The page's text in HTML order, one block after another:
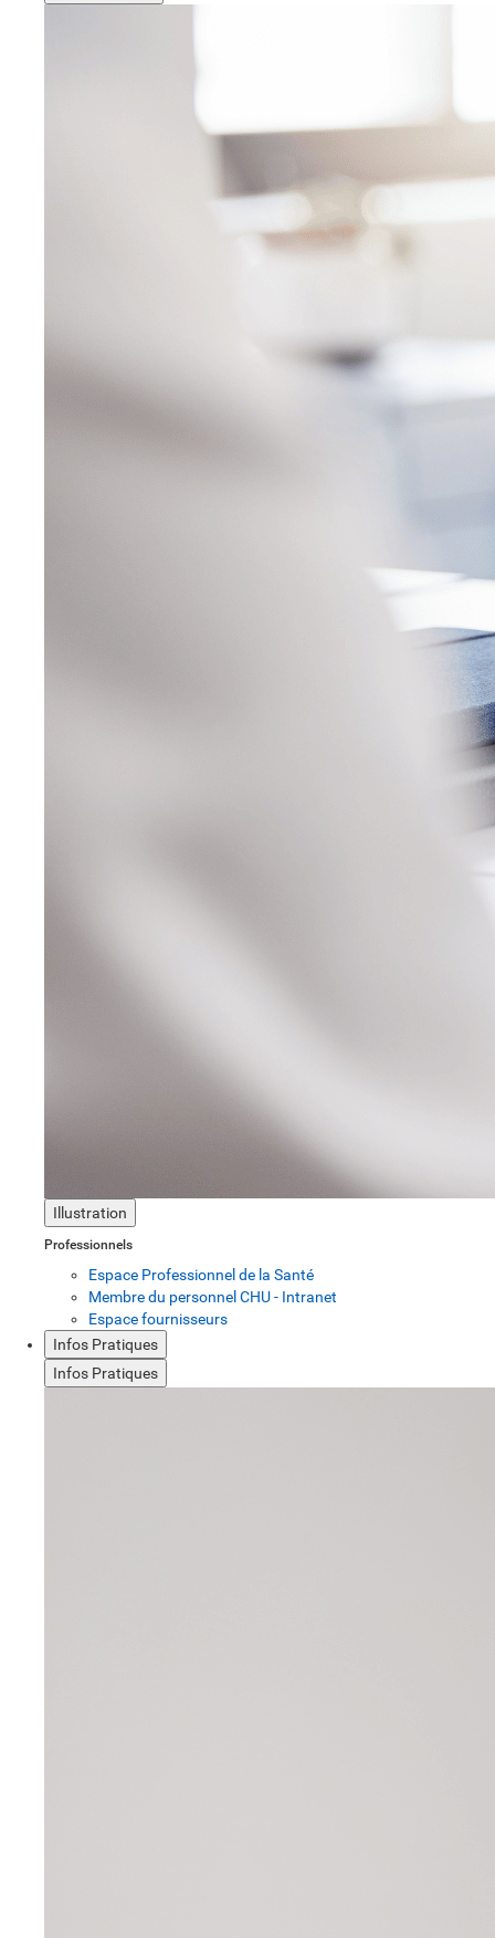
Illustration
Professionnels
Espace Professionnel de la Santé
Membre du personnel CHU - Intranet
Espace fournisseurs
Infos Pratiques
Infos Pratiques